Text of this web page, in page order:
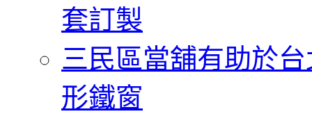
套訂製
三民區當舖有助於
形鐵窗